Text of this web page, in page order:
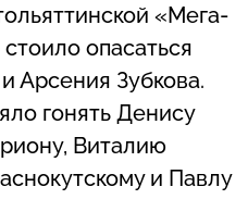
«Мега-
опасаться
Арсения Зубкова.
гонять Денису
Виталию
и Павлу